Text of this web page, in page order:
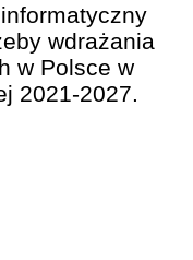
wdrażania
w Polsce w
2021-2027.